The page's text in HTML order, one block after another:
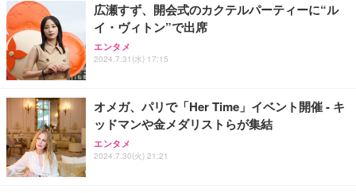
務用 おしゃれ パソコンチェア (ホワイト)
ANDWINT オフィスチェア デスクチェア 肘なし メ
ッシュ 通気性 ランバーサポート付き 腰サポート ガ
ス圧無段階昇降 360度回転 キャスター付き コンパク
【MiniLED/24.5inch/280Hz/FHD】GRAPHT THE S
HOOTER Gaming Monitor 24” Essential ゲーミン
グモニター QD 24.5インチ 1ms FHD 量子ドット 残
アイリスオーヤマ ペットシーツ 超厚型 お徳用 レギ
ュラー 200枚入【Amazon.co.jp限定】
広瀬すず、開会式のカクテルパーティーに“ル
イ・ヴィトン”で出席
エンタメ
2024.7.31(水) 17:15
オメガ、パリで「Her Time」イベント開催 - キ
ッドマンや金メダリストらが集結
エンタメ
2024.7.30(火) 21:21